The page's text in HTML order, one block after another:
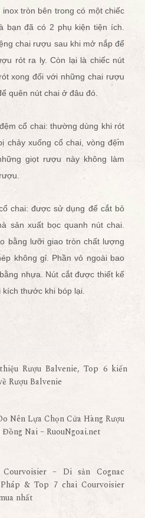
tròn bên trong có một chiếc
bạn đã có 2 phụ kiện tiện ích.
chai rượu sau khi mở nắp để
rót ra ly. Còn lại là chiếc nút
xong đối với những chai rượu
quên nút chai ở đâu đó.
cổ chai: thường dùng khi rót
chảy xuống cổ chai, vòng đệm
giọt rượu này không làm
chai: được sử dụng để cắt bỏ
sản xuất bọc quanh nút chai.
bằng lưỡi giao tròn chất lượng
không gỉ. Phần vỏ ngoài bao
nhựa. Nút cắt được thiết kế
thước khi bóp lại.
Rượu Balvenie, Top 6 kiến
Rượu Balvenie
Nên Lựa Chọn Cửa Hàng Rượu
Đồng Nai – RuouNgoai.net
Courvoisier – Di sản Cognac
& Top 7 chai Courvoisier
nhất